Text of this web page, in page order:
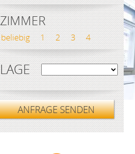
ZIMMER
beliebig 1 2 3 4
LAGE
ANFRAGE SENDEN